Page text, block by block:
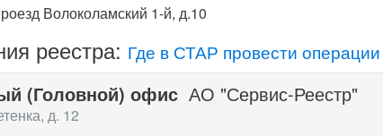
Волоколамский 1-й, д.10
реестра: Где в СТАР провести
(Головной) офис АО "Сервис-Реестр"
д. 12